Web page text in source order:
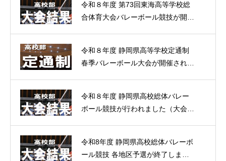
令和８年度 第73回東海高等学校総
合体育大会バレーボール競技が開催
令和８年度 静岡県高等学校定通制
春季バレーボール大会が開催されま
令和８年度 静岡県高校総体バレー
ボール競技が行われました（大会結
令和8年度 静岡県高校総体バレーボ
ール競技 各地区予選が終了しまし